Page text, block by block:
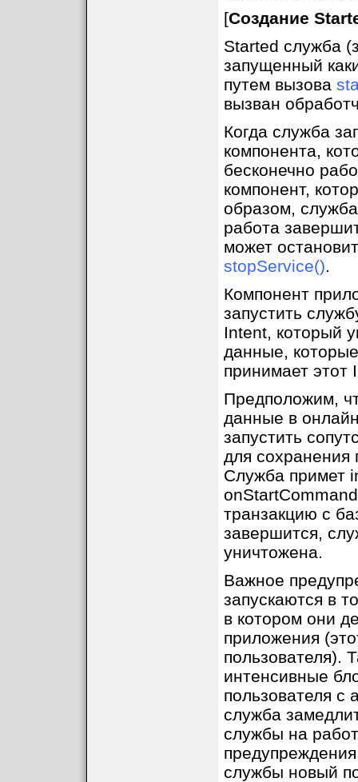
[Создание
Started служба
запущенный
путем вызова
вызван
Когда служба
компонента,
бесконечно
компонент,
образом,
работа
может
stopService()
Компонент
запустить
Intent, который
данные,
принимает этот
Предположим,
данные в
запустить
для
Служба примет
транзакцию с
завершится,
уничтожена.
Важное
запускаются в
в котором они
приложения
пользователя).
интенсивные
пользователя
служба
службы на
службы новый